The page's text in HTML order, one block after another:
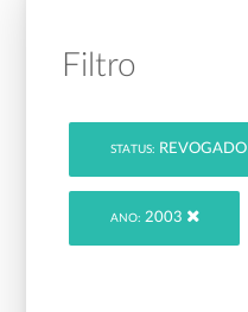
Filtro
STATUS: REVOGADO
ANO: 2003